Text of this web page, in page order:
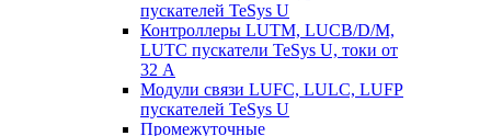
пускателей TeSys U
Контроллеры LUTM, LUCB/D/M,
LUTC пускатели TeSys U, токи от
32 А
Модули связи LUFC, LULC, LUFP
пускателей TeSys U
Промежуточные